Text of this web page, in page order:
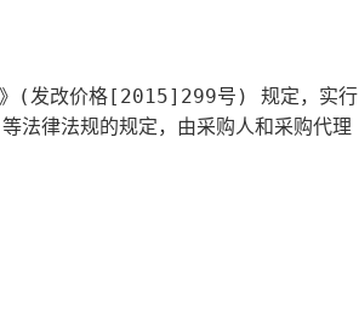
》(发改价格[2015]299号) 规定，实行
法律法规的规定，由采购人和采购代理